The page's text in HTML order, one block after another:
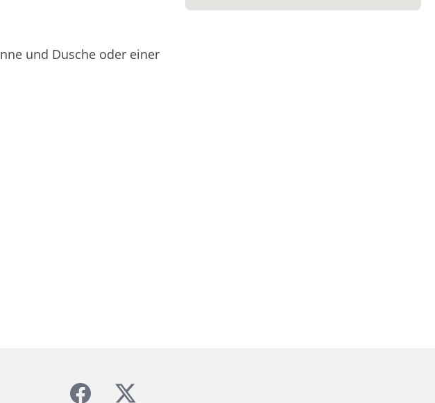
und Dusche oder einer